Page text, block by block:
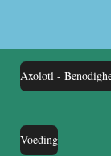
Axolotl -
Voeding